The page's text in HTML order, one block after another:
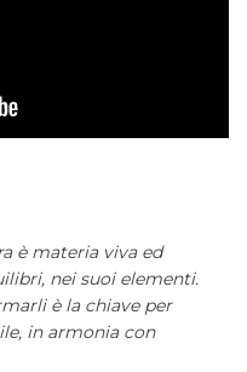
è materia viva ed
nei suoi elementi.
è la chiave per
in armonia con